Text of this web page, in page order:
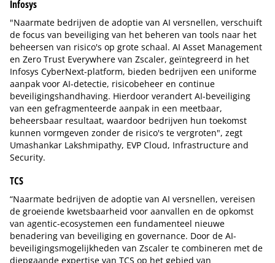
Infosys
"Naarmate bedrijven de adoptie van AI versnellen, verschuift
de focus van beveiliging van het beheren van tools naar het
beheersen van risico's op grote schaal. AI Asset Management
en Zero Trust Everywhere van Zscaler, geïntegreerd in het
Infosys CyberNext-platform, bieden bedrijven een uniforme
aanpak voor AI-detectie, risicobeheer en continue
beveiligingshandhaving. Hierdoor verandert AI-beveiliging
van een gefragmenteerde aanpak in een meetbaar,
beheersbaar resultaat, waardoor bedrijven hun toekomst
kunnen vormgeven zonder de risico's te vergroten", zegt
Umashankar Lakshmipathy, EVP Cloud, Infrastructure and
Security.
TCS
“Naarmate bedrijven de adoptie van AI versnellen, vereisen
de groeiende kwetsbaarheid voor aanvallen en de opkomst
van agentic-ecosystemen een fundamenteel nieuwe
benadering van beveiliging en governance. Door de AI-
beveiligingsmogelijkheden van Zscaler te combineren met de
diepgaande expertise van TCS op het gebied van